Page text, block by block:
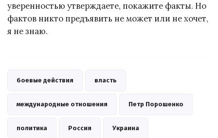
уверенностью утверждаете, покажите факты. Но
фактов никто предъявить не может или не хочет,
я не знаю.
боевые действия власть
международные отношения Петр Порошенко
политика Россия Украина